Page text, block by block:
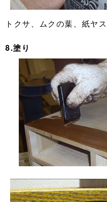
トクサ、ムクの葉、紙ヤ
8.塗り